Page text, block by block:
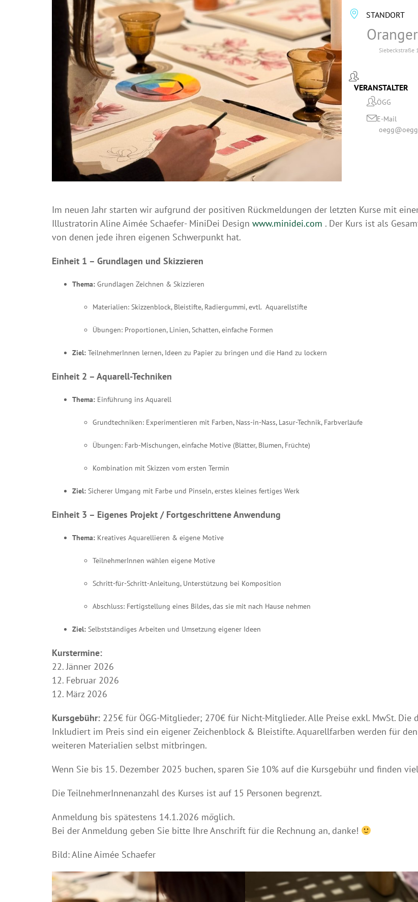
STANDORT
Siebeckstraße
VERANSTALTER
ÖGG
E-Mail
Im neuen Jahr starten wir aufgrund der positiven Rückmeldungen der letzten Kurse mit
Illustratorin Aline Aimée Schaefer- MiniDei Design www.minidei.com . Der Kurs ist als
von denen jede ihren eigenen Schwerpunkt hat.
Einheit 1 – Grundlagen und Skizzieren
Thema: Grundlagen Zeichnen & Skizzieren
Materialien: Skizzenblock, Bleistifte, Radiergummi, evtl. Aquarellstifte
Übungen: Proportionen, Linien, Schatten, einfache Formen
Ziel: TeilnehmerInnen lernen, Ideen zu Papier zu bringen und die Hand zu lockern
Einheit 2 – Aquarell-Techniken
Thema: Einführung ins Aquarell
Grundtechniken: Experimentieren mit Farben, Nass-in-Nass, Lasur-Technik, Farbverläufe
Übungen: Farb-Mischungen, einfache Motive (Blätter, Blumen, Früchte)
Kombination mit Skizzen vom ersten Termin
Ziel: Sicherer Umgang mit Farbe und Pinseln, erstes kleines fertiges Werk
Einheit 3 – Eigenes Projekt / Fortgeschrittene Anwendung
Thema: Kreatives Aquarellieren & eigene Motive
TeilnehmerInnen wählen eigene Motive
Schritt-für-Schritt-Anleitung, Unterstützung bei Komposition
Abschluss: Fertigstellung eines Bildes, das sie mit nach Hause nehmen
Ziel: Selbstständiges Arbeiten und Umsetzung eigener Ideen
Kurstermine:
22. Jänner 2026
12. Februar 2026
12. März 2026
Kursgebühr: 225€ für ÖGG-Mitglieder; 270€ für Nicht-Mitglieder. Alle Preise exkl. MwSt.
Inkludiert im Preis sind ein eigener Zeichenblock & Bleistifte. Aquarellfarben werden für
weiteren Materialien selbst mitbringen.
Wenn Sie bis 15. Dezember 2025 buchen, sparen Sie 10% auf die Kursgebühr und finden
Die TeilnehmerInnenanzahl des Kurses ist auf 15 Personen begrenzt.
Anmeldung bis spätestens 14.1.2026 möglich.
Bei der Anmeldung geben Sie bitte Ihre Anschrift für die Rechnung an, danke!
Bild: Aline Aimée Schaefer